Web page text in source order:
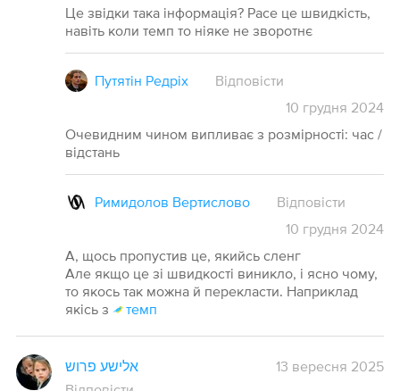
Це звідки така інформація? Pace це швидкість,
навіть коли темп то ніяке не зворотнє
Путятін Редріх
Відповісти
10 грудня 2024
Очевидним чином випливає з розмірності: час /
відстань
Римидолов Вертислово
Відповісти
10 грудня 2024
А, щось пропустив це, якийсь сленг
Але якщо це зі швидкості виникло, і ясно чому,
то якось так можна й перекласти. Наприклад
якісь з
темп
אלישע פרוש
13 вересня 2025